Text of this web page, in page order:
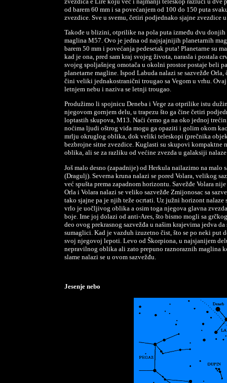
od barem 60 mm i sa povećanjem od 100 do 150 puta
zvezdice. Sve u svemu, četiri podjednako sjajne zvezdice
Takođe u blizini, otprilike na pola puta između dvu donjih
maglina M57. Ovo je jedna od najsjajnijih planetarnih
barem 50 mm i povećanja pedesetak puta! Planetarne su
kad je ona, pred sam kraj svojeg života, narasla i postala
svojeg spoljašnjeg omotača u okolni prostor postaje beli
planetarne magline. Ispod Labuda nalazi se sazvežđe
čini veliki jednakostranični trougao sa Vegom u vrhu.
letnjem nebu i naziva se letnji trougao.
Produžimo li spojnicu Deneba i Vege za otprilike istu
njegovom gornjem delu, u trapezu što ga čine četiri
loptastih skupova, M13. Naći ćemo ga na oko jednoj
noćima ljudi oštrog vida mogu ga opaziti i golim okom
mrlju okruglog oblika, dok veliki teleskopi (prečnika
bezbrojne sitne zvezdice. Kuglasti su skupovi kompaktne
oblika, ali se za razliku od većine zvezda u galaksiji
Još malo desno (zapadnije) od Herkula nailazimo na malo
(Dragulj). Severna kruna nalazi se pored Volara, velikog
već spušta prema zapadnom horizontu. Savežđe Volara
Orla i Volara nalazi se veliko sazvežđe Zmijonosac sa
tako sjajne pa je njih teže ocrtati. Uz južni horizont nalaze
vrlo je uočljivog oblika a osim toga njegova glavna
boje. Ime joj dolazi od anti-Ares, što bismo mogli sa
deo ovog prekrasnog sazvežđa u našim krajevima jedva
sumaglici. Kad je vazduh izuzetno čist, što se po neki put
svoj njegovoj lepoti. Levo od Škorpiona, u najsjanijem
nepravilnog oblika ali zato prepuno raznoraznih maglina
slame nalazi se u ovom sazvežđu.
Jesenje nebo